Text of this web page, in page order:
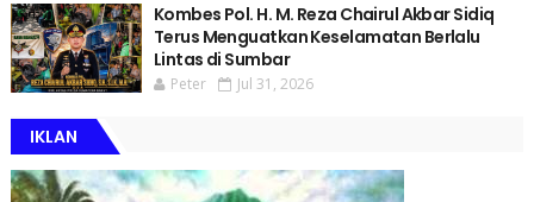
Kombes Pol. H. M. Reza Chairul Akbar Sidiq
Terus Menguatkan Keselamatan Berlalu
Lintas di Sumbar
Peter Jul 31, 2026
IKLAN